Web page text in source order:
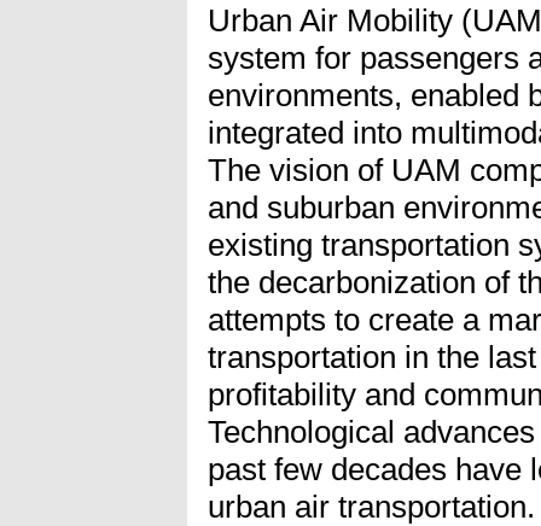
Urban Air Mobility
system for passengers
environments, enabled
integrated into
The vision of UAM
and suburban
existing transportation
the decarbonization of
attempts to create a
transportation in the
profitability and
Technological
past few decades have
urban air